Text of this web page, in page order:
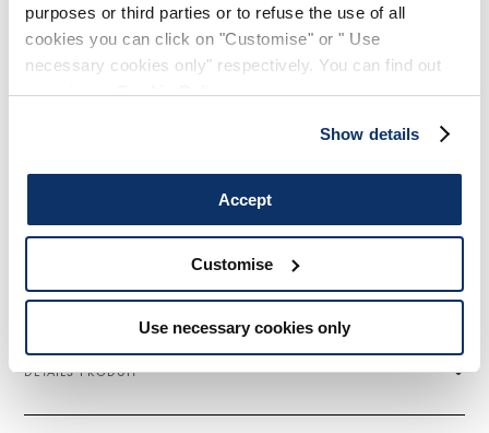
purposes or third parties or to refuse the use of all
cookies you can click on "Customise" or " Use
necessary cookies only" respectively. You can find out
more in ourCookie Policy.
Show details
Accept
Customise
Use necessary cookies only
partie haute jointée au buste qui s'ouvre dans une jupe
volumineuse. Définie par l'impression "Polaroid Tulips" en
blanc et noir, c'est un modèle à l'âme artistique qui ne passe
latéral. Ceinture en tissu arrière. Ourlet irrégulier. Sans
• Satin technique, poids léger, toucher fluide.
DÉTAILS PRODUIT